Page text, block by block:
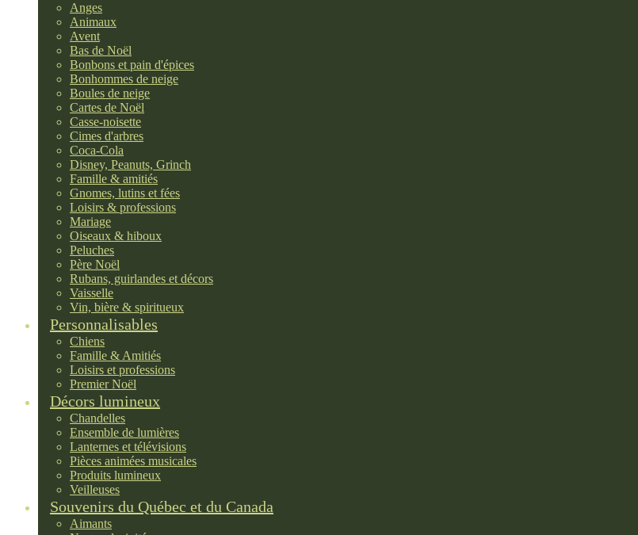
Anges
Animaux
Avent
Bas de Noël
Bonbons et pain d'épices
Bonhommes de neige
Boules de neige
Cartes de Noël
Casse-noisette
Cimes d'arbres
Coca-Cola
Disney, Peanuts, Grinch
Famille & amitiés
Gnomes, lutins et fées
Loisirs & professions
Mariage
Oiseaux & hiboux
Peluches
Père Noël
Rubans, guirlandes et décors
Vaisselle
Vin, bière & spiritueux
Personnalisables
Chiens
Famille & Amitiés
Loisirs et professions
Premier Noël
Décors lumineux
Chandelles
Ensemble de lumières
Lanternes et télévisions
Pièces animées musicales
Produits lumineux
Veilleuses
Souvenirs du Québec et du Canada
Aimants